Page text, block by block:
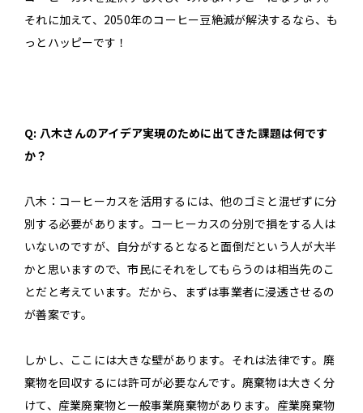
それに加えて、2050年のコーヒー豆絶滅が解決するなら、も
っとハッピーです！
Q: 八木さんのアイデア実現のために出てきた課題は何です
か？
八木：コーヒーカスを活用するには、他のゴミと混ぜずに分
別する必要があります。コーヒーカスの分別で損をする人は
いないのですが、自分がするとなると面倒だという人が大半
かと思いますので、市民にそれをしてもらうのは相当先のこ
とだと考えています。だから、まずは事業者に浸透させるの
が善案です。
しかし、ここには大きな壁があります。それは法律です。廃
棄物を回収するには許可が必要なんです。廃棄物は大きく分
けて、産業廃棄物と一般事業廃棄物があります。産業廃棄物